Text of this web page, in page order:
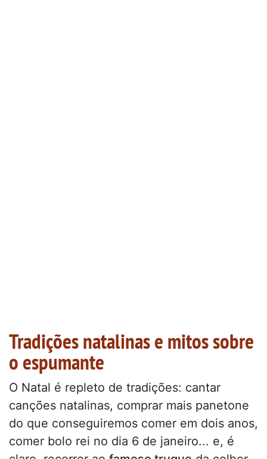
Tradições natalinas e mitos sobre
o espumante
O Natal é repleto de tradições: cantar
canções natalinas, comprar mais panetone
do que conseguiremos comer em dois anos,
comer bolo rei no dia 6 de janeiro... e, é